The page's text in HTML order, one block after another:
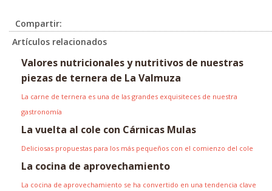
Compartir:
Artículos relacionados
Valores nutricionales y nutritivos de nuestras
piezas de ternera de La Valmuza
La carne de ternera es una de las grandes exquisiteces de nuestra
gastronomía
La vuelta al cole con Cárnicas Mulas
Deliciosas propuestas para los más pequeños con el comienzo del cole
La cocina de aprovechamiento
La cocina de aprovechamiento se ha convertido en una tendencia clave